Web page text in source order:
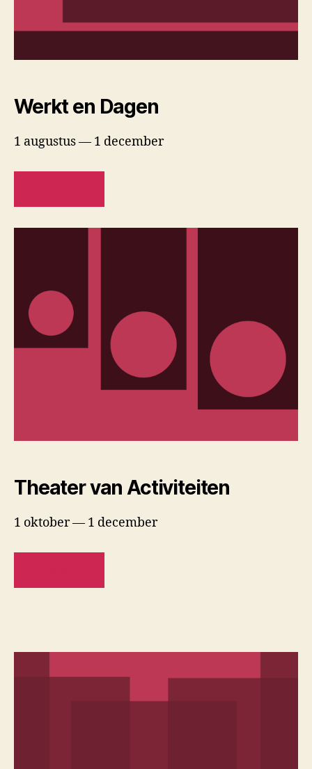
Werkt en Dagen
1 augustus — 1 december
Theater van Activiteiten
1 oktober — 1 december